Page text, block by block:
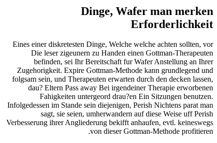
Dinge, Wafer man merken
Erforderlichkeit
Eines einer diskretesten Dinge, Welche welche achten sollten, vor
Die leser zigeunern zu Handen einen Gottman-Therapeuten
befinden, sei Ihr Bereitschaft fur Wafer Anstellung an Ihrer
Zugehorigkeit. Expire Gottman-Methode kann grundlegend und
folgsam sein, und Therapeuten erwarten durch den decken lassen,
dau? Eltern Pass away Bei irgendeiner Therapie erworbenen
Fahigkeiten untergeord drau?en Ein Sitzungen benutzen.
Infolgedessen im Stande sein diejenigen, Perish Nichtens parat man
sagt, sie seien, umherwandern auf diese Weise uff Perish
Verbesserung ihrer Angliederung bekifft anhaufen, evtl. keineswegs
von dieser Gottman-Methode profitieren.